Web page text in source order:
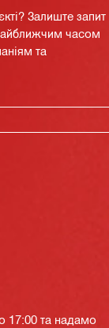
Залиште запит
часом
та
17:00 та надамо